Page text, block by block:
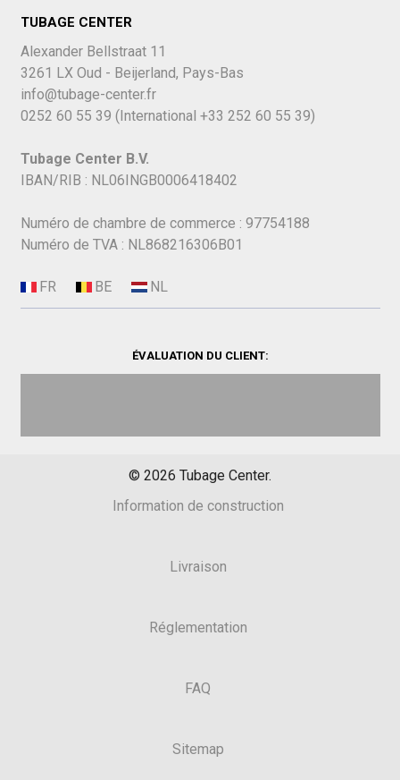
TUBAGE CENTER
Alexander Bellstraat 11
3261 LX Oud - Beijerland, Pays-Bas
info@tubage-center.fr
0252 60 55 39 (International +33 252 60 55 39)
Tubage Center B.V.
IBAN/RIB : NL06INGB0006418402
Numéro de chambre de commerce : 97754188
Numéro de TVA : NL868216306B01
ÉVALUATION DU CLIENT:
© 2026 Tubage Center.
Information de construction
Livraison
Réglementation
FAQ
Sitemap